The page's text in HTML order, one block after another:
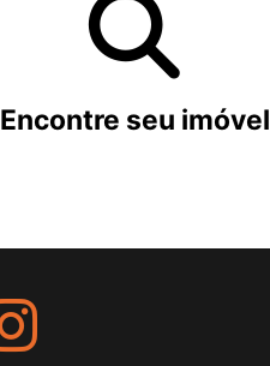
Encontre seu imóvel